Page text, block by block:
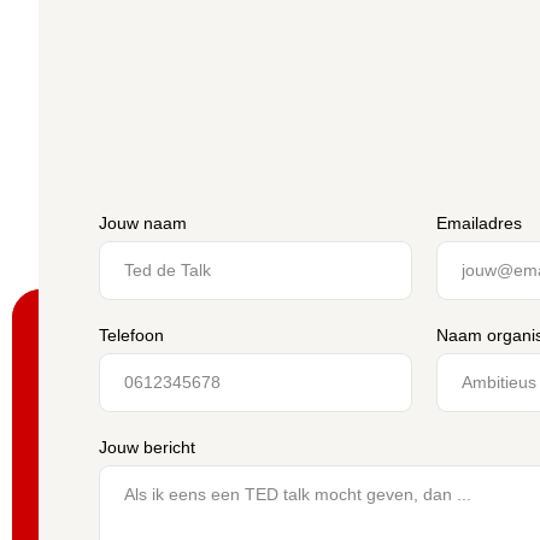
Jouw naam Emailadres
Telefoon Naam
Jouw bericht